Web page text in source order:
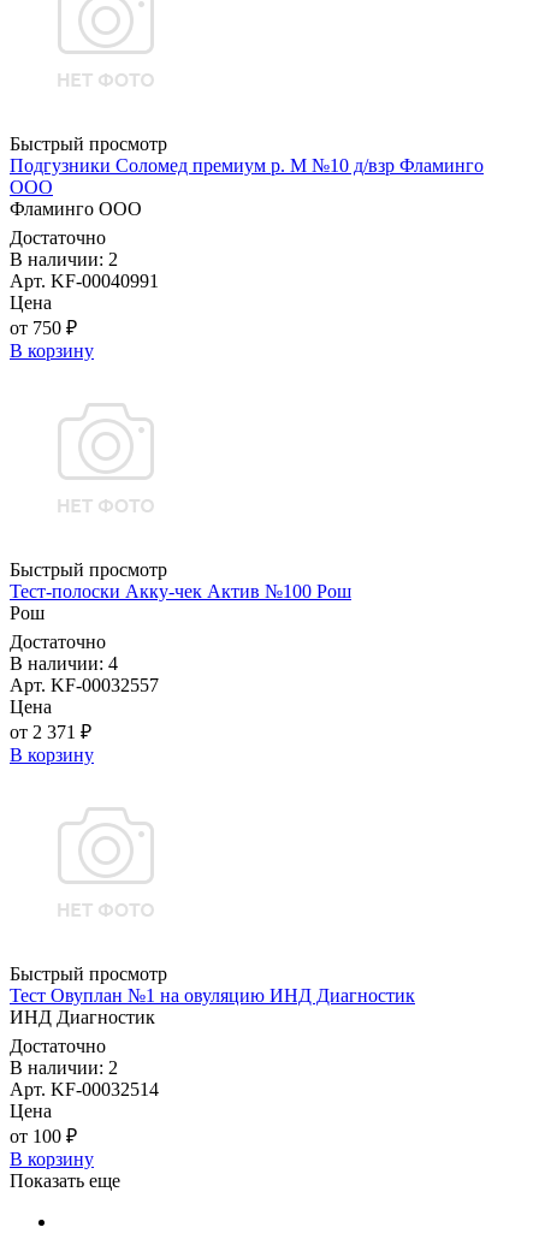
Быстрый просмотр
Подгузники Соломед премиум р. M №10 д/взр Фламинго
ООО
Фламинго ООО
Достаточно
В наличии: 2
Арт. KF-00040991
Цена
от 750 ₽
В корзину
Быстрый просмотр
Тест-полоски Акку-чек Актив №100 Рош
Рош
Достаточно
В наличии: 4
Арт. KF-00032557
Цена
от 2 371 ₽
В корзину
Быстрый просмотр
Тест Овуплан №1 на овуляцию ИНД Диагностик
ИНД Диагностик
Достаточно
В наличии: 2
Арт. KF-00032514
Цена
от 100 ₽
В корзину
Показать еще